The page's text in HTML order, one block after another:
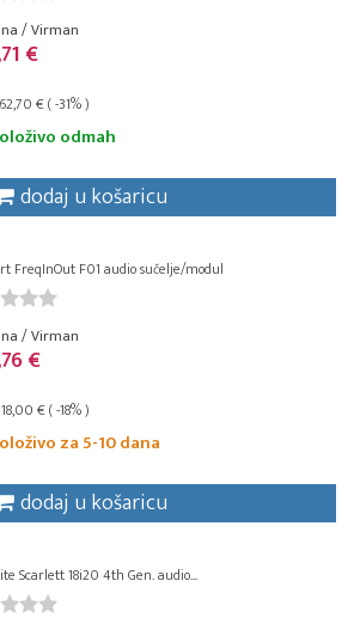
/ Virman
€
€ ( -31% )
odmah
dodaj u košaricu
FreqInOut F01 audio sučelje/modul
/ Virman
€
€ ( -18% )
za 5-10 dana
dodaj u košaricu
Scarlett 18i20 4th Gen. audio...